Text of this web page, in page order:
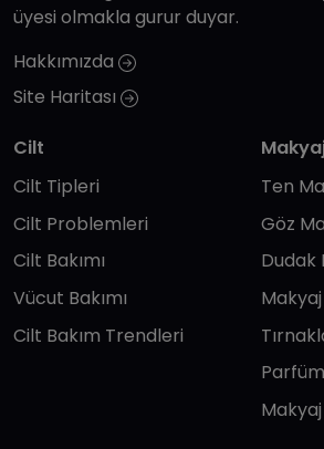
üyesi olmakla gurur duyar.
Hakkımızda
Site Haritası
Cilt
Cilt Tipleri
Cilt Problemleri
Cilt Bakımı
Vücut Bakımı
Cilt Bakım Trendleri
Ten
Göz
Dudak
Parfüm